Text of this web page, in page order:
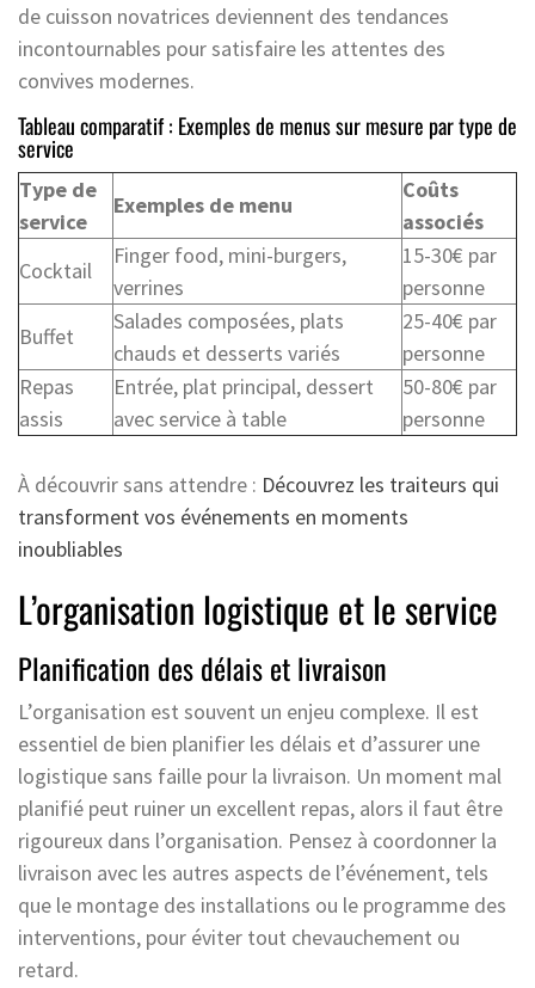
de cuisson novatrices deviennent des tendances
incontournables pour satisfaire les attentes des
convives modernes.
Tableau comparatif : Exemples de menus sur mesure par type de
service
Type de
service
Exemples de menu
Coûts
associés
Cocktail
Finger food, mini-burgers,
verrines
15-30€ par
personne
Buffet
Salades composées, plats
chauds et desserts variés
25-40€ par
personne
Repas
assis
Entrée, plat principal, dessert
avec service à table
50-80€ par
personne
À découvrir sans attendre : Découvrez les traiteurs qui
transforment vos événements en moments
inoubliables
L’organisation logistique et le service
Planification des délais et livraison
L’organisation est souvent un enjeu complexe. Il est
essentiel de bien planifier les délais et d’assurer une
logistique sans faille pour la livraison. Un moment mal
planifié peut ruiner un excellent repas, alors il faut être
rigoureux dans l’organisation. Pensez à coordonner la
livraison avec les autres aspects de l’événement, tels
que le montage des installations ou le programme des
interventions, pour éviter tout chevauchement ou
retard.